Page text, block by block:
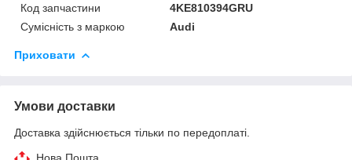
Код запчастини
4KE810394GRU
Сумісність з маркою
Audi
Приховати
Умови доставки
Доставка здійснюється тільки по передоплаті.
Нова Пошта